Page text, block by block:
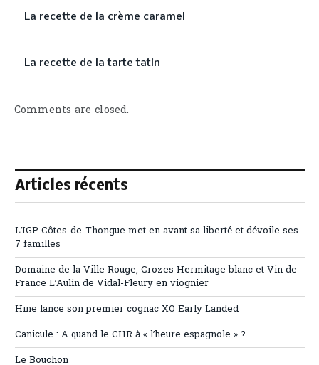
La recette de la crème caramel
La recette de la tarte tatin
Comments are closed.
Articles récents
L’IGP Côtes-de-Thongue met en avant sa liberté et dévoile ses
7 familles
Domaine de la Ville Rouge, Crozes Hermitage blanc et Vin de
France L’Aulin de Vidal-Fleury en viognier
Hine lance son premier cognac XO Early Landed
Canicule : A quand le CHR à « l’heure espagnole » ?
Le Bouchon